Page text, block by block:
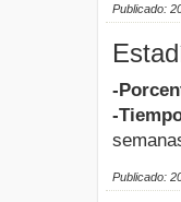
Publicado:
-
-
Publicado: